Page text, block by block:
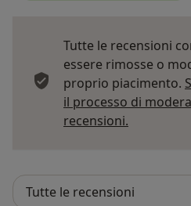
Tutte le recensioni
essere rimosse o
proprio piacimento.
il processo di
recensioni.